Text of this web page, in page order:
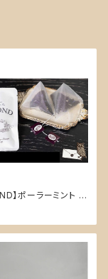
】ポーラーミント テ
個入り